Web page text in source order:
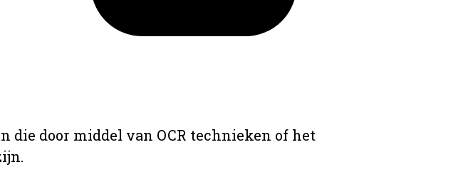
die door middel van OCR technieken of het